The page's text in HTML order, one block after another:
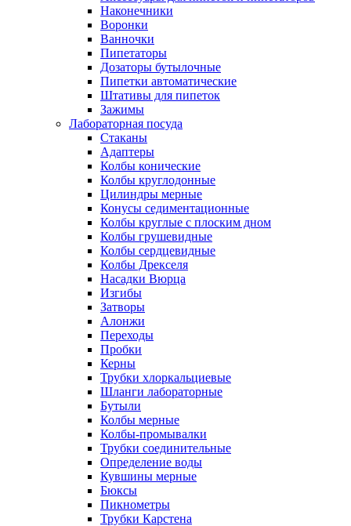
Наконечники
Воронки
Ванночки
Пипетаторы
Дозаторы бутылочные
Пипетки автоматические
Штативы для пипеток
Зажимы
Лабораторная посуда
Стаканы
Адаптеры
Колбы конические
Колбы круглодонные
Цилиндры мерные
Конусы седиментационные
Колбы круглые с плоским дном
Колбы грушевидные
Колбы сердцевидные
Колбы Дрекселя
Насадки Вюрца
Изгибы
Затворы
Алонжи
Переходы
Пробки
Керны
Трубки хлоркальциевые
Шланги лабораторные
Бутыли
Колбы мерные
Колбы-промывалки
Трубки соединительные
Определение воды
Кувшины мерные
Бюксы
Пикнометры
Трубки Карстена